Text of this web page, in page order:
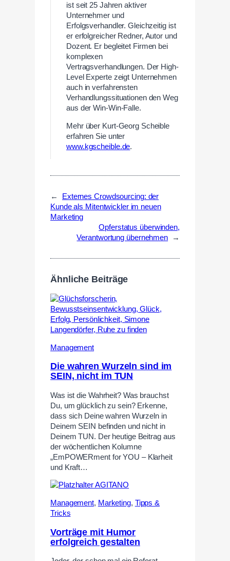
ist seit 25 Jahren aktiver
Unternehmer und
Erfolgsverhandler. Gleichzeitig ist
er erfolgreicher Redner, Autor und
Dozent. Er begleitet Firmen bei
komplexen
Vertragsverhandlungen. Der High-
Level Experte zeigt Unternehmen
auch in verfahrensten
Verhandlungssituationen den Weg
aus der Win-Win-Falle.
Mehr über Kurt-Georg Scheible
erfahren Sie unter
www.kgscheible.de.
←
Externes Crowdsourcing: der
Kunde als Mitentwickler im neuen
Marketing
Opferstatus überwinden,
Verantwortung übernehmen
→
Ähnliche Beiträge
Management
Die wahren Wurzeln sind im
SEIN, nicht im TUN
Was ist die Wahrheit? Was brauchst
Du, um glücklich zu sein? Erkenne,
dass sich Deine wahren Wurzeln in
Deinem SEIN befinden und nicht in
Deinem TUN. Der heutige Beitrag aus
der wöchentlichen Kolumne
„EmPOWERment for YOU – Klarheit
und Kraft…
Management, Marketing, Tipps &
Tricks
Vorträge mit Humor
erfolgreich gestalten